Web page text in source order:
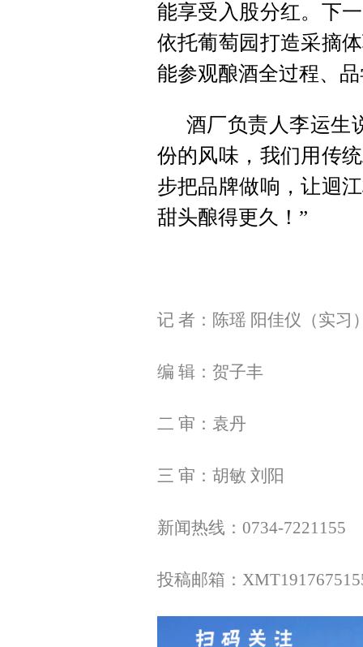
能享受入股分红。下
依托葡萄园打造采摘
能参观酿酒全过程、
酒厂负责人李运生
份的风味，我们用传
步把品牌做响，让迴
甜头酿得更久！”
记 者：陈瑶 阳佳仪（实习
编 辑：贺子丰
二 审：袁丹
三 审：胡敏 刘阳
新闻热线：0734-7221155
投稿邮箱：